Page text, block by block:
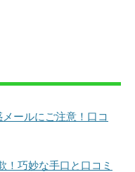
ールにご注意！口コ
！巧妙な手口と口コミ